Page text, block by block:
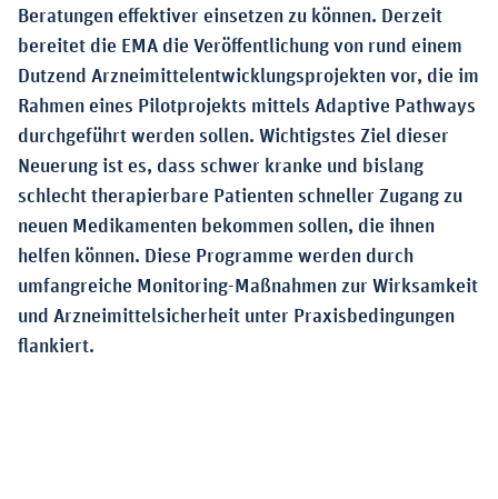
Beratungen effektiver einsetzen zu können. Derzeit
bereitet die EMA die Veröffentlichung von rund einem
Dutzend Arzneimittelentwicklungsprojekten vor, die im
Rahmen eines Pilotprojekts mittels Adaptive Pathways
durchgeführt werden sollen. Wichtigstes Ziel dieser
Neuerung ist es, dass schwer kranke und bislang
schlecht therapierbare Patienten schneller Zugang zu
neuen Medikamenten bekommen sollen, die ihnen
helfen können. Diese Programme werden durch
umfangreiche Monitoring-Maßnahmen zur Wirksamkeit
und Arzneimittelsicherheit unter Praxisbedingungen
flankiert.